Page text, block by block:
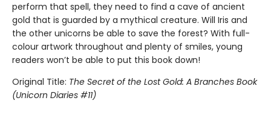
perform that spell, they need to find a cave of ancient
gold that is guarded by a mythical creature. Will Iris and
the other unicorns be able to save the forest? With full-
colour artwork throughout and plenty of smiles, young
readers won’t be able to put this book down!
Original Title: The Secret of the Lost Gold: A Branches Book
(Unicorn Diaries #11)